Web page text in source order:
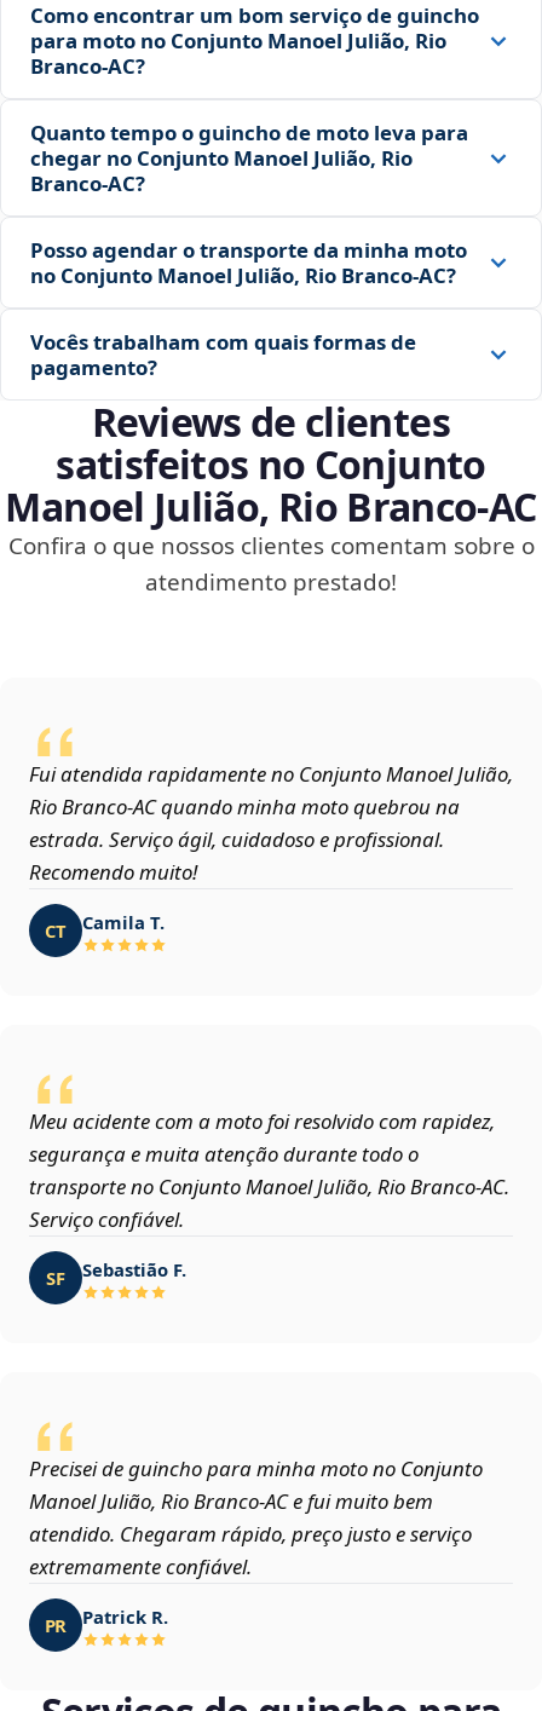
Como encontrar um bom serviço de guincho
para moto no Conjunto Manoel Julião, Rio
Branco‑AC?
Quanto tempo o guincho de moto leva para
chegar no Conjunto Manoel Julião, Rio
Branco‑AC?
Posso agendar o transporte da minha moto
no Conjunto Manoel Julião, Rio Branco‑AC?
Vocês trabalham com quais formas de
pagamento?
Reviews de clientes
satisfeitos no Conjunto
Manoel Julião, Rio Branco‑AC
Confira o que nossos clientes comentam sobre o
atendimento prestado!
Fui atendida rapidamente no Conjunto Manoel Julião,
Rio Branco‑AC quando minha moto quebrou na
estrada. Serviço ágil, cuidadoso e profissional.
Recomendo muito!
CT Camila T.
Meu acidente com a moto foi resolvido com rapidez,
segurança e muita atenção durante todo o
transporte no Conjunto Manoel Julião, Rio Branco‑AC.
Serviço confiável.
SF Sebastião F.
Precisei de guincho para minha moto no Conjunto
Manoel Julião, Rio Branco‑AC e fui muito bem
atendido. Chegaram rápido, preço justo e serviço
extremamente confiável.
PR Patrick R.